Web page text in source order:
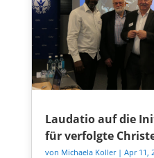
Laudatio auf die
für verfolgte
von Michaela Koller| Apr 11,